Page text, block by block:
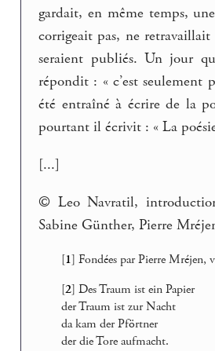
gardait, en même temps,
corrigeait pas, ne retravaillait
seraient publiés. Un jour
répondit : « c’est seulement
été entraîné à écrire de la
pourtant il écrivit : « La
[...]
© Leo Navratil,
Sabine Günther, Pierre
[1] Fondées par Pierre
[2] Des Traum ist ein Papier
der Traum ist zur Nacht
da kam der Pförtner
der die Tore aufmacht.